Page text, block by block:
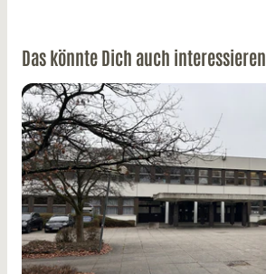
Das könnte Dich auch interessieren